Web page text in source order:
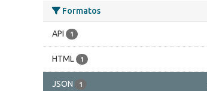
Formatos
API 1
HTML 1
JSON 1